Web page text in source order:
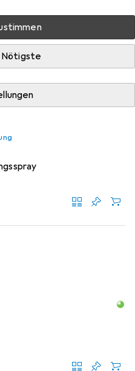
Nötigste
Schuhlöffel